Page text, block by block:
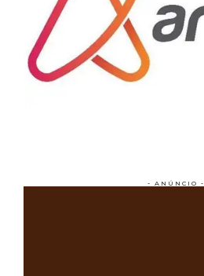
- ANÚNCIO -